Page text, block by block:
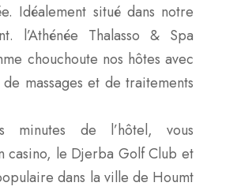
Idéalement situé dans notre
l’Athénée Thalasso & Spa
chouchoute nos hôtes avec
massages et de traitements
minutes de l’hôtel, vous
casino, le Djerba Golf Club et
dans la ville de Houmt